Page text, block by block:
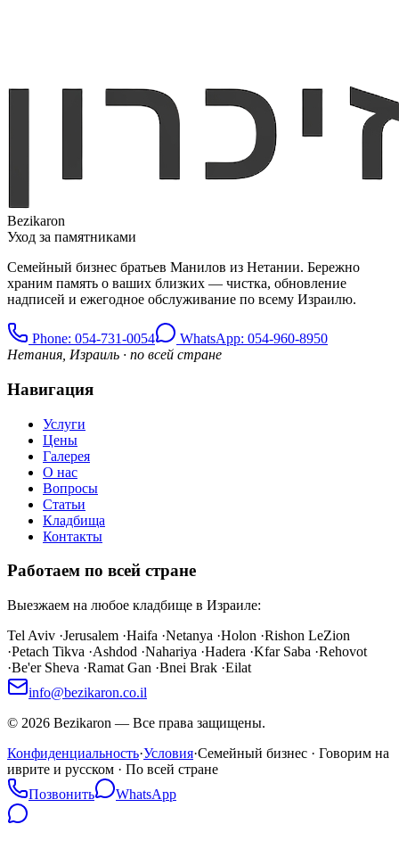
Bezikaron
Уход за памятниками
Семейный бизнес братьев Манилов из Нетании. Бережно
храним память о ваших близких — чистка, обновление
надписей и ежегодное обслуживание по всему Израилю.
Phone: 054-731-0054
WhatsApp: 054-960-8950
Нетания, Израиль · по всей стране
Навигация
Услуги
Цены
Галерея
О нас
Вопросы
Статьи
Кладбища
Контакты
Работаем по всей стране
Выезжаем на любое кладбище в Израиле:
Tel Aviv ·Jerusalem ·Haifa ·Netanya ·Holon ·Rishon LeZion
·Petach Tikva ·Ashdod ·Nahariya ·Hadera ·Kfar Saba ·Rehovot
·Be'er Sheva ·Ramat Gan ·Bnei Brak ·Eilat
info@bezikaron.co.il
© 2026 Bezikaron — Все права защищены.
Конфиденциальность·Условия·Семейный бизнес · Говорим на
иврите и русском · По всей стране
Позвонить
WhatsApp